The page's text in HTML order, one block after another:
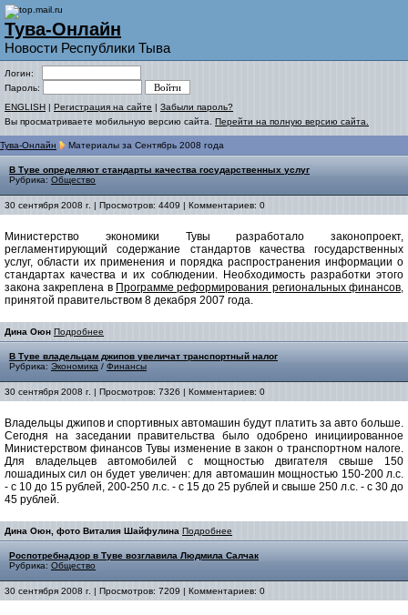
Тува-Онлайн
Новости Республики Тыва
Логин:
Пароль:
ENGLISH | Регистрация на сайте | Забыли пароль?
Вы просматриваете мобильную версию сайта. Перейти на полную версию сайта.
Тува-Онлайн Материалы за Сентябрь 2008 года
В Туве определяют стандарты качества государственных услуг
Рубрика: Общество
30 сентября 2008 г. | Просмотров: 4409 | Комментариев: 0
Министерство экономики Тувы разработало законопроект,
регламентирующий содержание стандартов качества государственных
услуг, области их применения и порядка распространения информации о
стандартах качества и их соблюдении. Необходимость разработки этого
закона закреплена в Программе реформирования региональных финансов,
принятой правительством 8 декабря 2007 года.
Дина Оюн Подробнее
В Туве владельцам джипов увеличат транспортный налог
Рубрика: Экономика / Финансы
30 сентября 2008 г. | Просмотров: 7326 | Комментариев: 0
Владельцы джипов и спортивных автомашин будут платить за авто больше.
Сегодня на заседании правительства было одобрено инициированное
Министерством финансов Тувы изменение в закон о транспортном налоге.
Для владельцев автомобилей с мощностью двигателя свыше 150
лошадиных сил он будет увеличен: для автомашин мощностью 150-200 л.с.
- с 10 до 15 рублей, 200-250 л.с. - с 15 до 25 рублей и свыше 250 л.с. - с 30 до
45 рублей.
Дина Оюн, фото Виталия Шайфулина Подробнее
Роспотребнадзор в Туве возглавила Людмила Салчак
Рубрика: Общество
30 сентября 2008 г. | Просмотров: 7209 | Комментариев: 0